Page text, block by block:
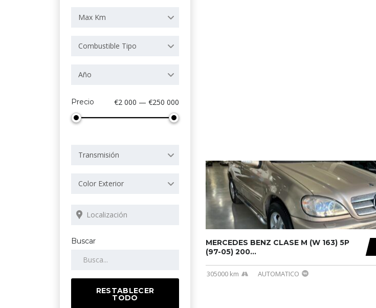
Max Km
Combustible Tipo
Año
Precio €2 000 — €250 000
Transmisión
Color Exterior
Buscar
RESTABLECER
TODO
MERCEDES BENZ CLASE M (W 163) 5P
(97-05) 200...
305000 km AUTOMATICO